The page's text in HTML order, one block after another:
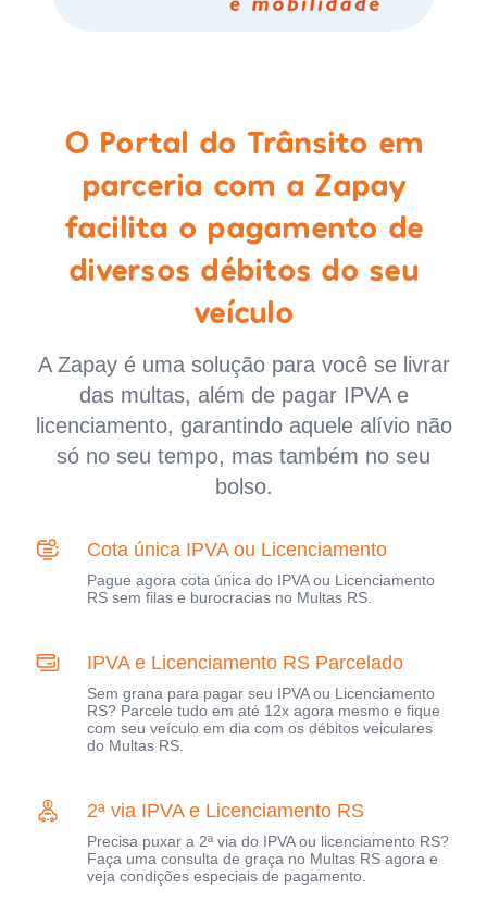
O Portal do Trânsito em
parceria com a Zapay
facilita o pagamento de
diversos débitos do seu
veículo
A Zapay é uma solução para você se livrar
das multas, além de pagar IPVA e
licenciamento, garantindo aquele alívio não
só no seu tempo, mas também no seu
bolso.
Cota única IPVA ou Licenciamento
Pague agora cota única do IPVA ou Licenciamento
RS sem filas e burocracias no Multas RS.
IPVA e Licenciamento RS Parcelado
Sem grana para pagar seu IPVA ou Licenciamento
RS? Parcele tudo em até 12x agora mesmo e fique
com seu veículo em dia com os débitos veiculares
do Multas RS.
2ª via IPVA e Licenciamento RS
Precisa puxar a 2ª via do IPVA ou licenciamento RS?
Faça uma consulta de graça no Multas RS agora e
veja condições especiais de pagamento.